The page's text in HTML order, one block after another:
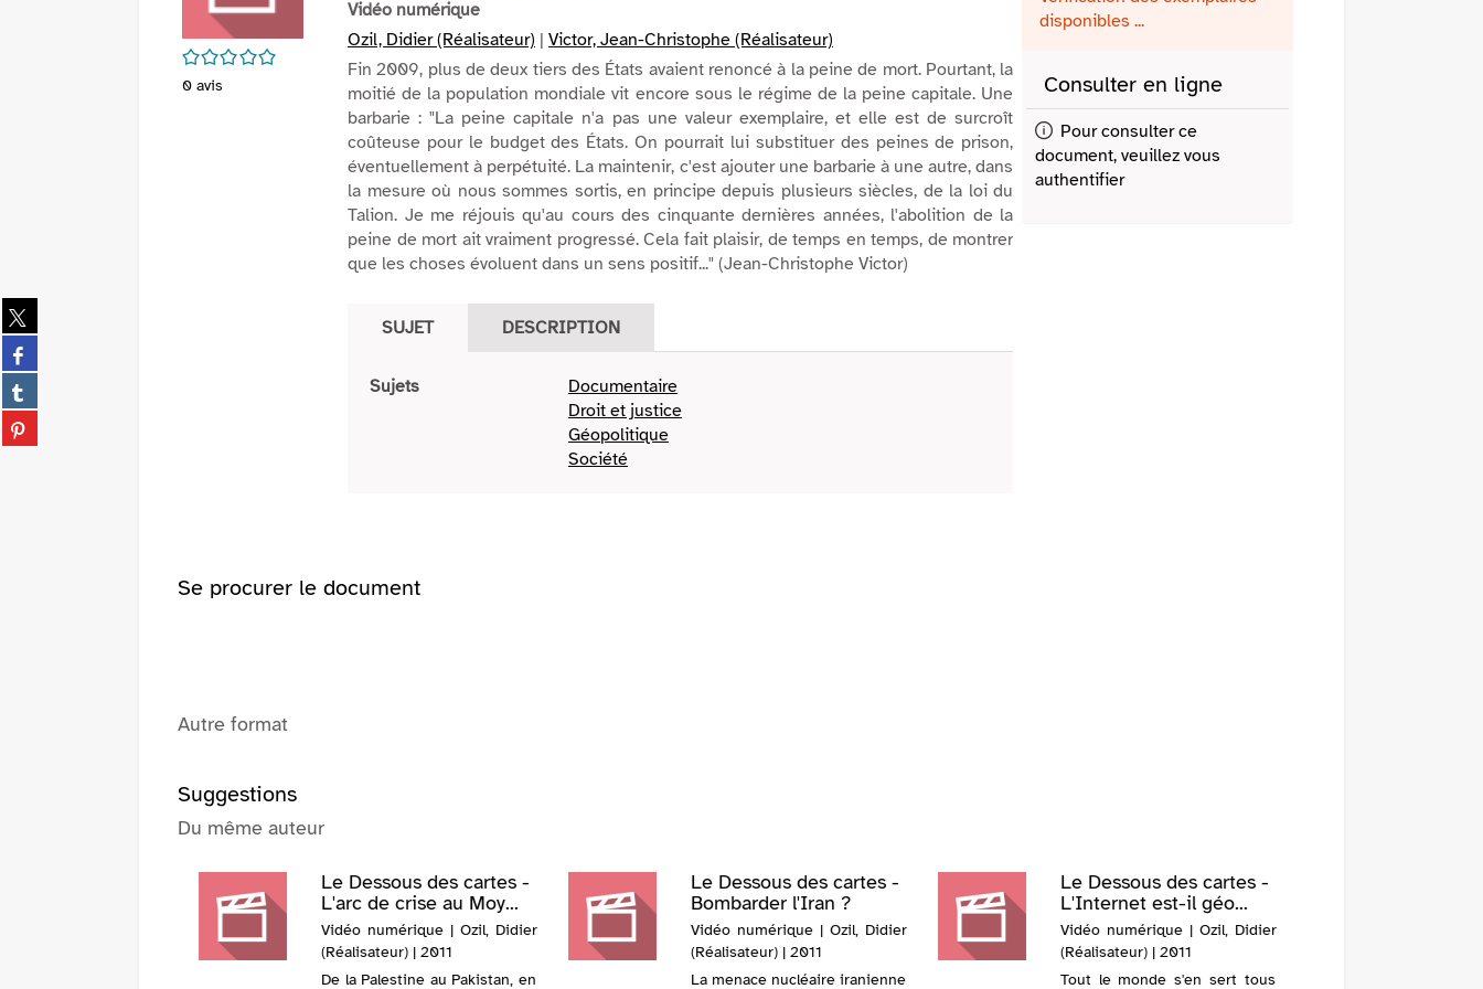
Partager
sur
twitter
(Nouvelle
fenêtre)
Partager
sur
facebook
(Nouvelle
fenêtre)
Partager
sur
tumblr
Partager
sur
/5
0 avis
Vidéo numérique
Ozil, Didier (Réalisateur) | Victor, Jean-Christophe (Réalisateur)
Fin 2009, plus de deux tiers des États avaient renoncé à la peine de mort. Pourtant, la
moitié de la population mondiale vit encore sous le régime de la peine capitale. Une
barbarie : "La peine capitale n'a pas une valeur exemplaire, et elle est de surcroît
coûteuse pour le budget des États. On pourrait lui substituer des peines de prison,
éventuellement à perpétuité. La maintenir, c'est ajouter une barbarie à une autre, dans
la mesure où nous sommes sortis, en principe depuis plusieurs siècles, de la loi du
Talion. Je me réjouis qu'au cours des cinquante dernières années, l'abolition de la
peine de mort ait vraiment progressé. Cela fait plaisir, de temps en temps, de montrer
que les choses évoluent dans un sens positif..." (Jean-Christophe Victor)
SUJET DESCRIPTION
Sujets
Documentaire
Droit et justice
Géopolitique
Société
disponibles ...
Consulter en ligne
Pour consulter ce
document, veuillez vous
authentifier
Se procurer le document
Autre format
Suggestions
Du même auteur
Le Dessous des cartes -
Bombarder l'Iran ?
Vidéo numérique | Ozil, Didier
(Réalisateur) | 2011
La menace nucléaire iranienne
Le Dessous des cartes -
L'Internet est-il géo...
Vidéo numérique | Ozil, Didier
(Réalisateur) | 2011
Tout le monde s'en sert tous
Le Dessous des cartes -
L'arc de crise au Moy...
Vidéo numérique | Ozil, Didier
(Réalisateur) | 2011
De la Palestine au Pakistan, en